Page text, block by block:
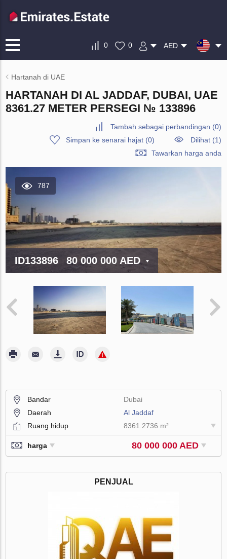
0 0 AED
Hartanah di UAE
HARTANAH DI AL JADDAF, DUBAI, UAE
8361.27 METER PERSEGI № 133896
Tambah sebagai perbandingan (0)
Simpan ke senarai hajat(0)
Dilihat (1)
Tawarkan harga anda
787
ID133896 80 000 000 AED
Bandar
Dubai
Daerah
Al Jaddaf
Ruang hidup
8361.2736 m²
harga 80 000 000 AED
PENJUAL